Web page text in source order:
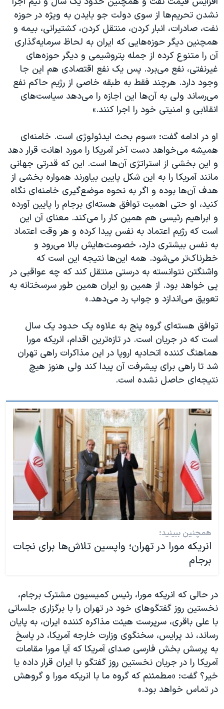
نشدن تحریم‌ها از سوی دولت جو بایدن به ویژه در حوزه
نفت، صادرات، انبار کردن، منتقل کردن، کشتیرانی، بیمه و
همچنین دیگر حوزه‌هایی که ایران به لحاظ سرمایه‌گذاری
آن را متنوع کرده از جمله پتروشیمی و دیگر حوزه‌های
غیرنفتی، نفع می‌برد. پس یک نفع اقتصادی هم این جا
وجود دارد. هرچند فقط به طبقه خاصی از رژیم حاکم نفع
می‌رساند ولی به آن‌ها این اجازه را می‌دهد سیاست‌های
انقلابی و امنیتی خود را اجرا کنند.»
او در ادامه گفت: «سوم بحث ایدئولوژی است. خامنه‌ای
همیشه می‌خواهد دست آخر آمریکا را مورد اهانت قرار دهد
و این بخشی از استراتژی آن‌ها است. این که قدرتی جهانی
مانند آمریکا را به این شکل پایین بیاورند همواره بخشی از
هدف آن‌ها بوده و اگر به نحوه موضع‌گیری خامنه‌ای نگاه
کنید، او حتی اهمیت توافق هسته‌ای برجام را پایین آورده
و ابراهیم رئیسی هم همین کار را می‌کند. معنای آن این
است که رژیم اعتماد به نفس پیدا کرده و هر وقت اعتماد
به نفس بیشتری دارد، خصومت‌هایش بالا می‌رود و
خطرناک‌تر می‌شود. همه این‌ها نتیجه این است که
واشنگتن نتوانسته به درستی منتقل کند که چه عواقبی در
پی خواهد بود. از همین رو ایران همین طور سرسختانه به
تعویق می‌اندازد و جواب رد می‌دهد.»
توافق هسته‌ای گروه پنج به علاوه یک حدود یک سال
است که در جریان است. در تازه‌ترین اقدام، انریکه مورا
هماهنگ کننده اتحادیه اروپا در این مذاکرات راهی تهران
شد تا راهی برای پیشرفت آن پیدا کند ولی هنوز هیچ
نتیجه‌ای حاصل نشده است.
همچنین ببینید:
انریکه مورا در تهران؛ واپسین تلاش‌ها برای نجات
برجام
در حالی که انریکه مورا، رئیس کمیسیون مشترک برجام،
نخستین روز گفتگوهای خود در تهران را با برگزاری جلساتی
با علی باقری، سرپرست هیئت مذاکره کننده ایران، به پایان
رساند، ند پرایس، سخنگوی وزارت خارجه آمریکا، در پاسخ
به پرسش بخش فارسی صدای آمریکا که آیا مورا مقامات
آمریکا را در جریان نخستین روز گفتگو با ایران قرار داده یا
خیر؟ گفت: «مطمئنم که گروه ما با انریکه مورا و گروهش
در تماس خواهد بود.»